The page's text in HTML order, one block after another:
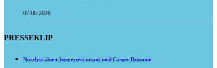
07-08-2026
PRESSEKLIP
Norrlyst åbner burgerrestaurant med Casper Drømme